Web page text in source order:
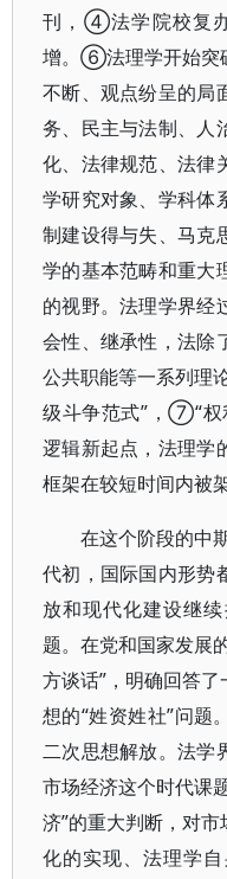
刊，④法学院校复
增。⑥法理学开始突
不断、观点纷呈的局
务、民主与法制、人
化、法律规范、法律
学研究对象、学科体
制建设得与失、马克
学的基本范畴和重大
的视野。法理学界经
会性、继承性，法除
公共职能等一系列理
级斗争范式”，⑦“权
逻辑新起点，法理学
框架在较短时间内被
在这个阶段的中
代初，国际国内形势
放和现代化建设继
题。在党和国家发展
方谈话”，明确回答
想的“姓资姓社”问题
二次思想解放。法学
市场经济这个时代课
济”的重大判断，对
化的实现、法理学